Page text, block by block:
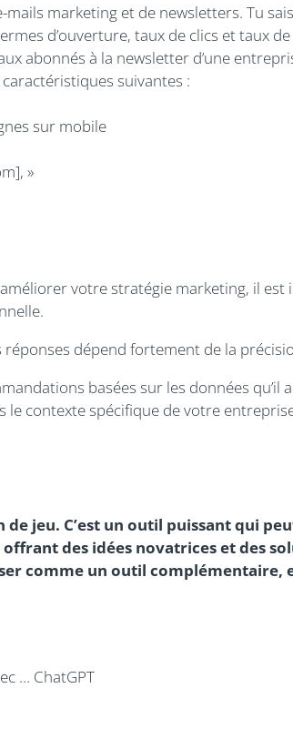
mails marketing et de newsletters. Tu
d’ouverture, taux de clics et taux
abonnés à la newsletter d’une
suivantes :
sur mobile
»
votre stratégie marketing, il
dépend fortement de la
basées sur les données
le contexte spécifique de votre
de jeu. C’est un outil puissant qui
des idées novatrices et des
comme un outil complémentaire,
… ChatGPT